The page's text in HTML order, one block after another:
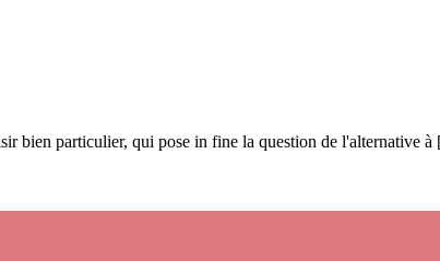
bien particulier, qui pose in fine la question de l'alternative à